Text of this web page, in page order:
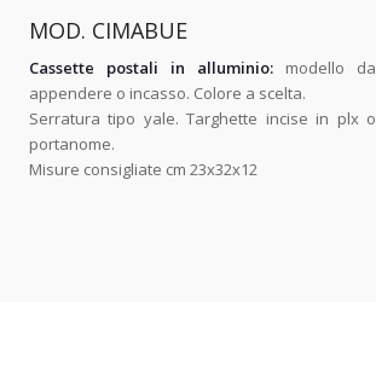
MOD. CIMABUE
Cassette postali in alluminio: modello da
appendere o incasso. Colore a scelta.
Serratura tipo yale. Targhette incise in plx o
portanome.
Misure consigliate cm 23x32x12